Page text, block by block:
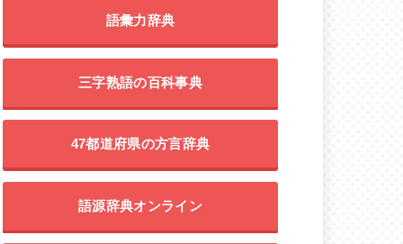
語彙力辞典
三字熟語の百科事典
47都道府県の方言辞典
語源辞典オンライン